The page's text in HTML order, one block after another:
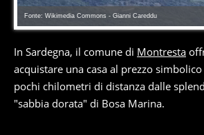
Fonte: Wikimedia Commons - Gianni Careddu
In Sardegna, il comune di Montresta
acquistare una casa al prezzo
pochi chilometri di distanza dalle
"sabbia dorata" di Bosa Marina.